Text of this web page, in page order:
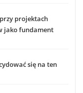
projektach
jako fundament
się na ten